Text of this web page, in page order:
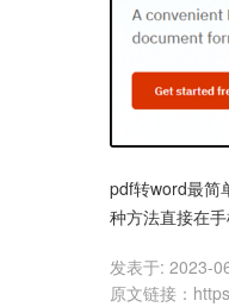
pdf转word最简
种方法直接在手
发表于: 2023-
原文链接 ：